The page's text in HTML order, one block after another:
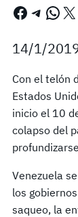
Facebook Telegram WhatsApp X
14/1/
Con el telón
Estados
inicio el 10
colapso del
Venezuela
los
saqueo, la